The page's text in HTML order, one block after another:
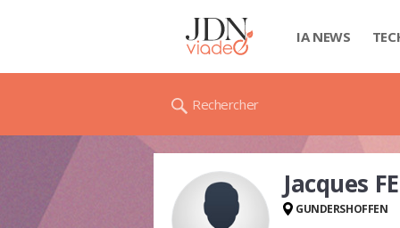
IA NEWS
Rechercher
Jacques
GUNDERSHOFFEN